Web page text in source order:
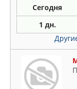
Сегодня
1 дн.